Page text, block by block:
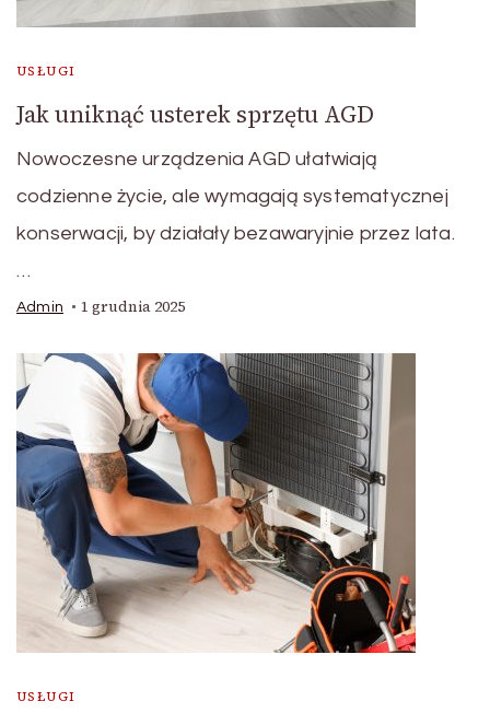
USŁUGI
Jak uniknąć usterek sprzętu AGD
Nowoczesne urządzenia AGD ułatwiają
codzienne życie, ale wymagają systematycznej
konserwacji, by działały bezawaryjnie przez lata.
…
Admin 1 grudnia 2025
USŁUGI